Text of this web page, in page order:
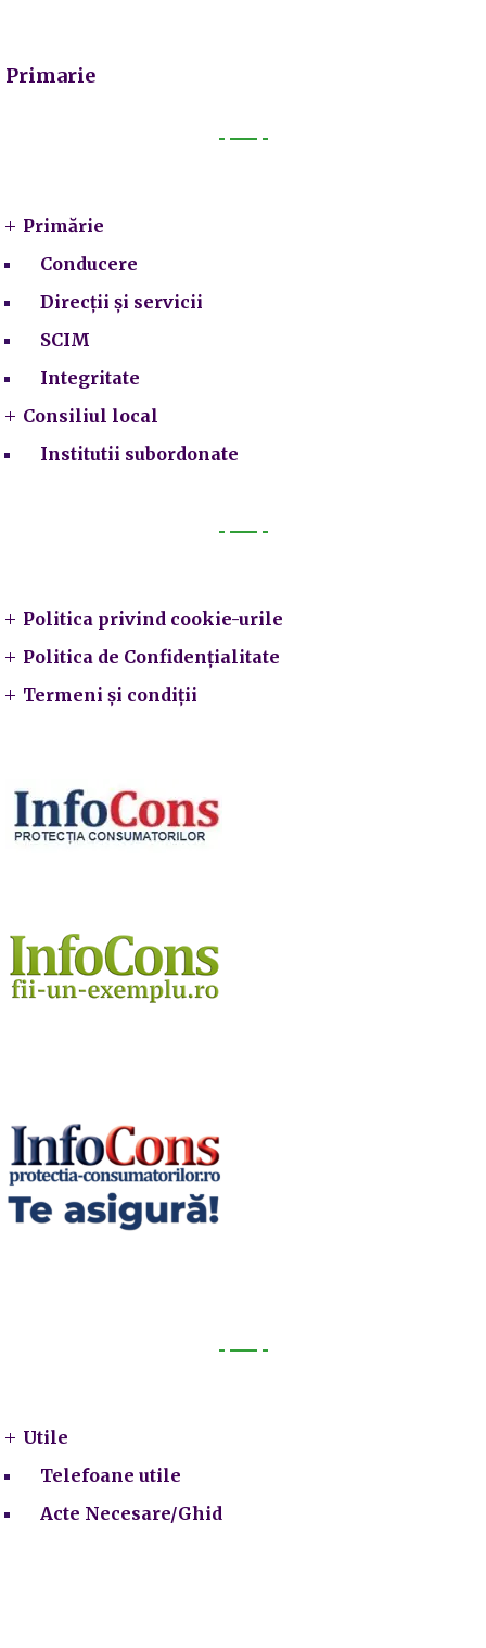
Primarie
Primărie
Conducere
Direcții și servicii
SCIM
Integritate
Consiliul local
Institutii subordonate
Politica privind cookie-urile
Politica de Confidențialitate
Termeni și condiții
Utile
Telefoane utile
Acte Necesare/Ghid